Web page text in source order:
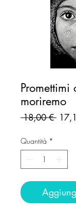
Promettimi
moriremo
18,00 €
Quantità *